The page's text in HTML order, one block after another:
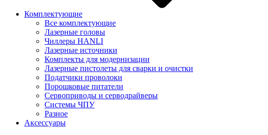
Комплектующие
Все комплектующие
Лазерные головы
Чиллеры HANLI
Лазерные источники
Комплекты для модернизации
Лазерные пистолеты для сварки и очистки
Податчики проволоки
Порошковые питатели
Сервоприводы и серводрайверы
Системы ЧПУ
Разное
Аксессуары